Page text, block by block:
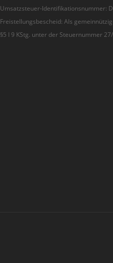
Umsatzsteuer-Identifikationsnummer:
Freistellungsbescheid: Als
§5 I 9 KStg. unter der Steuernummer